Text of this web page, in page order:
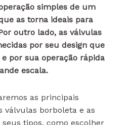
simples de um
as torna ideais para
outro lado, as válvulas
por seu design que
por sua operação rápida
escala.
as principais
válvulas borboleta e as
tipos, como escolher